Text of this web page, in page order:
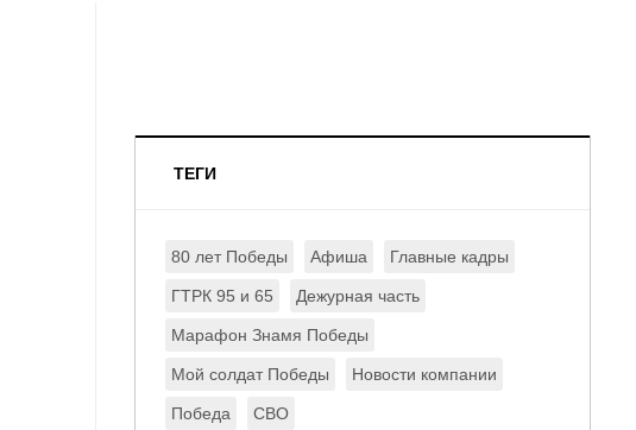
ТЕГИ
80 лет Победы Афиша Главные кадры
ГТРК 95 и 65 Дежурная часть
Марафон Знамя Победы
Мой солдат Победы Новости компании
Победа СВО